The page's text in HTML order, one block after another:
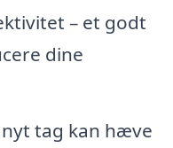
– et godt
dine
tag kan hæve